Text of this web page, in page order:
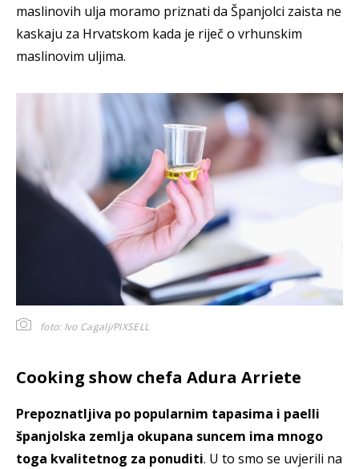
maslinovih ulja moramo priznati da Španjolci zaista ne
kaskaju za Hrvatskom kada je riječ o vrhunskim
maslinovim uljima.
foto: Ivo Cagalj/PIXSELL
Cooking show chefa Adura Arriete
Prepoznatljiva po popularnim tapasima i paelli
španjolska zemlja okupana suncem ima mnogo
toga kvalitetnog za ponuditi. U to smo se uvjerili na